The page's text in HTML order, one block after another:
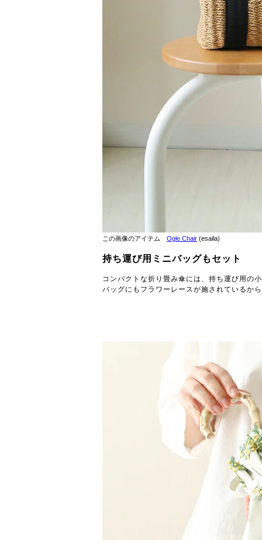
この画像のアイテム Ogle Chair (esaila)
持ち運び用ミニバッグもセット
コンパクトな折り畳み傘には、持ち運び用の
バッグにもフラワーレースが施されているか